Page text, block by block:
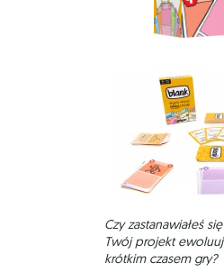
Czy zastanawiałeś
Twój projekt
krótkim czasem gry?